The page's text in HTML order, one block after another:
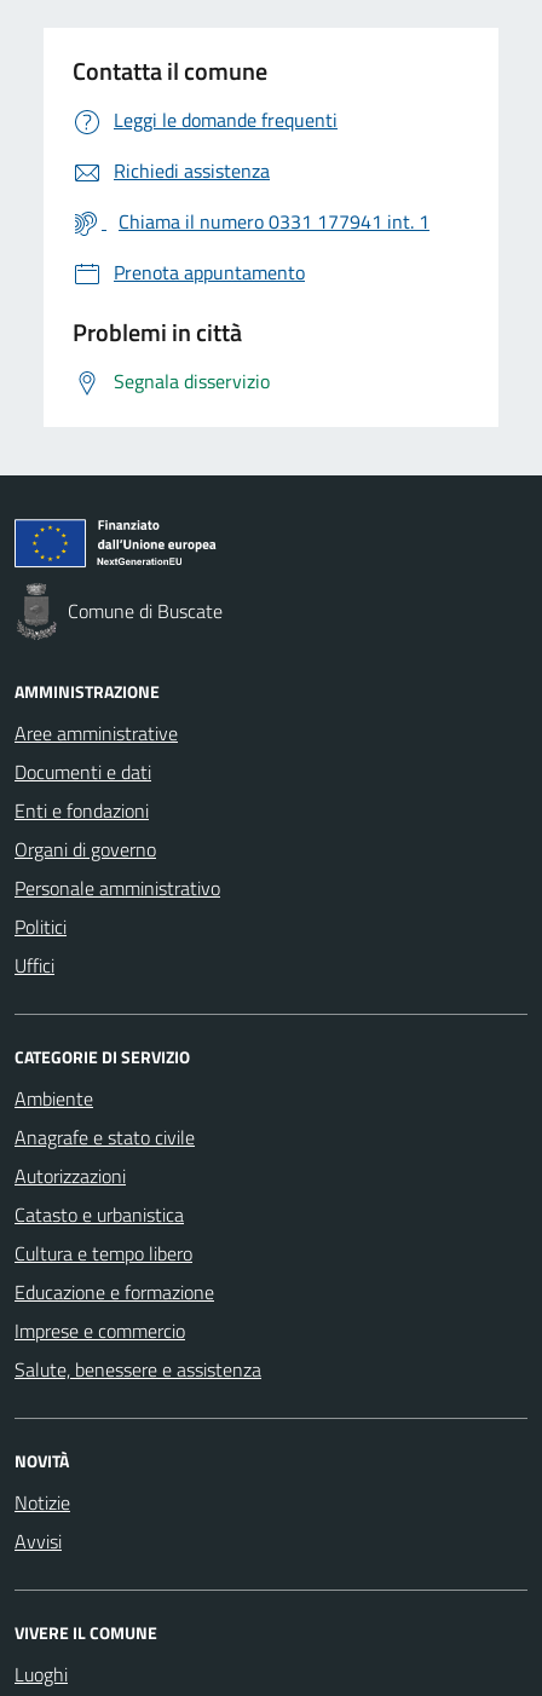
Contatta il comune
Leggi le domande frequenti
Richiedi assistenza
Chiama il numero 0331 177941 int. 1
Prenota appuntamento
Problemi in città
Segnala disservizio
Comune di Buscate
AMMINISTRAZIONE
Aree amministrative
Documenti e dati
Enti e fondazioni
Organi di governo
Personale amministrativo
Politici
Uffici
CATEGORIE DI SERVIZIO
Ambiente
Anagrafe e stato civile
Autorizzazioni
Catasto e urbanistica
Cultura e tempo libero
Educazione e formazione
Imprese e commercio
Salute, benessere e assistenza
NOVITÀ
Notizie
Avvisi
VIVERE IL COMUNE
Luoghi